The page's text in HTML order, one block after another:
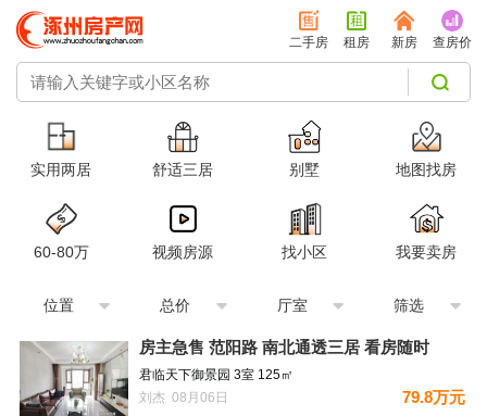
二手房 租房 新房 查房价
实用两居 舒适三居 别墅 地图找房
60-80万 视频房源 找小区 我要卖房
位置 总价 厅室 筛选
房主急售 范阳路 南北通透三居 看房随时
君临天下御景园 3室 125㎡
刘杰 08月06日
79.8万元